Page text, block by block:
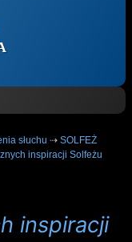
słuchu ⇢ SOLFEŻ
inspiracji Solfeżu
inspiracji